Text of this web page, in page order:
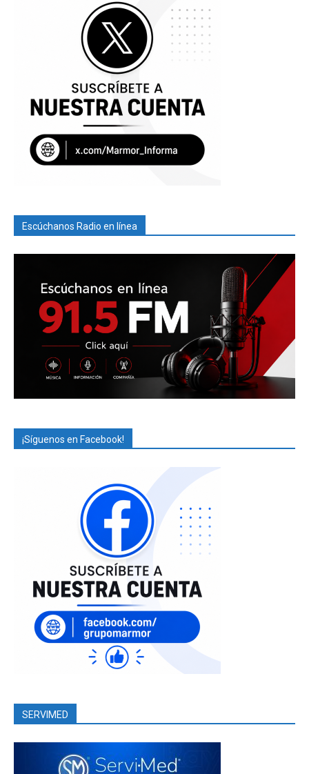
Escúchanos Radio en línea
¡Síguenos en Facebook!
SERVIMED